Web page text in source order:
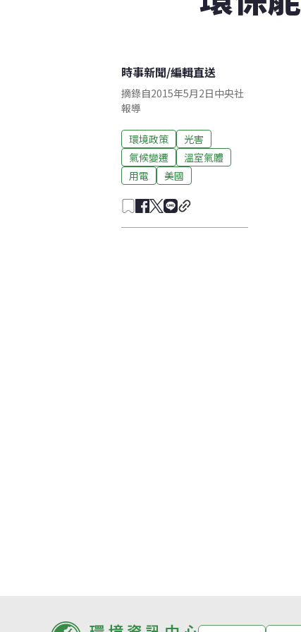
時事新聞/編輯直送
摘錄自2015年5月2日中央社
報導
環境政策
光害
氣候變遷
溫室氣體
用電
美國